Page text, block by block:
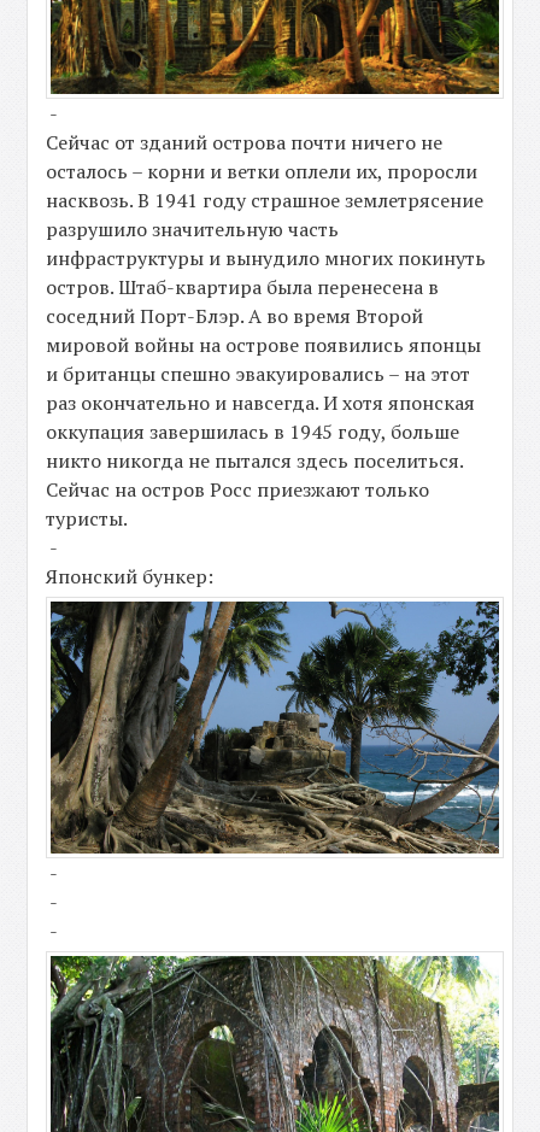
-
Сейчас от зданий острова почти ничего не
осталось – корни и ветки оплели их, проросли
насквозь. В 1941 году страшное землетрясение
разрушило значительную часть
инфраструктуры и вынудило многих покинуть
остров. Штаб-квартира была перенесена в
соседний Порт-Блэр. А во время Второй
мировой войны на острове появились японцы
и британцы спешно эвакуировались – на этот
раз окончательно и навсегда. И хотя японская
оккупация завершилась в 1945 году, больше
никто никогда не пытался здесь поселиться.
Сейчас на остров Росс приезжают только
туристы.
-
Японский бункер:
-
-
-